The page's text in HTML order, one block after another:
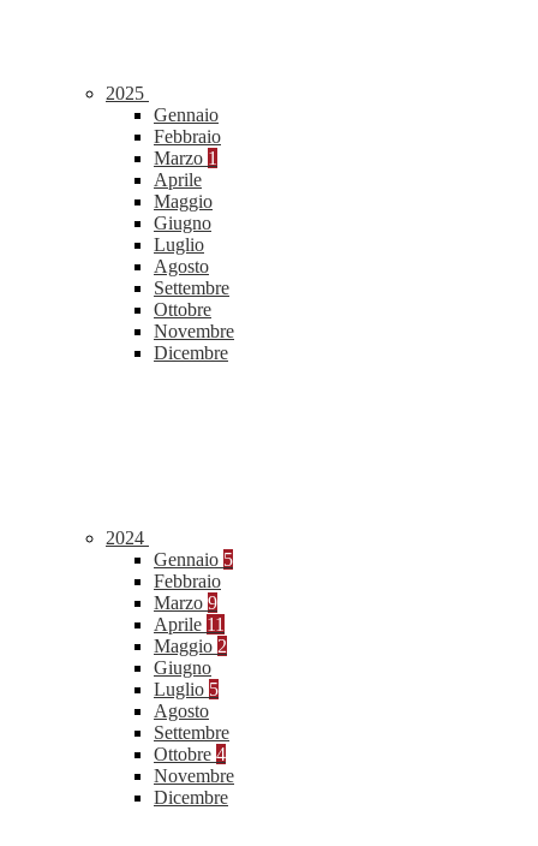
2025
Gennaio
Febbraio
Marzo 1
Aprile
Maggio
Giugno
Luglio
Agosto
Settembre
Ottobre
Novembre
Dicembre
2024
Gennaio 5
Febbraio
Marzo 9
Aprile 11
Maggio 2
Giugno
Luglio 5
Agosto
Settembre
Ottobre 4
Novembre
Dicembre